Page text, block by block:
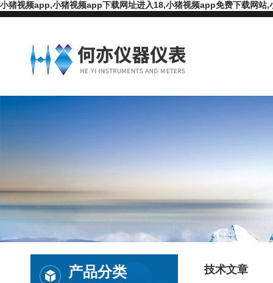
小猪视频app,小猪视频app下载网址进入18,小猪视频app免费下载网站
产品分类 技术文章